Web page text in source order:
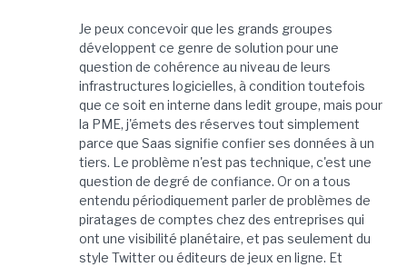
Je peux concevoir que les grands groupes
développent ce genre de solution pour une
question de cohérence au niveau de leurs
infrastructures logicielles, à condition toutefois
que ce soit en interne dans ledit groupe, mais pour
la PME, j'émets des réserves tout simplement
parce que Saas signifie confier ses données à un
tiers. Le problème n'est pas technique, c'est une
question de degré de confiance. Or on a tous
entendu périodiquement parler de problèmes de
piratages de comptes chez des entreprises qui
ont une visibilité planétaire, et pas seulement du
style Twitter ou éditeurs de jeux en ligne. Et